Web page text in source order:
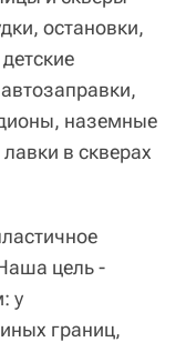
остановки,
наземные
в скверах
цель -
у
границ,